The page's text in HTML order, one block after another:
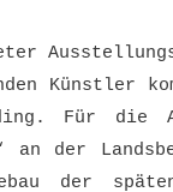
Künstler
Für die
an der
der